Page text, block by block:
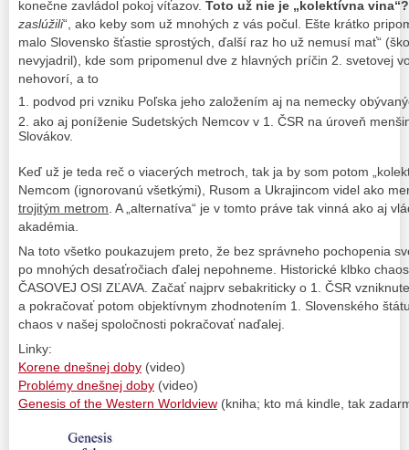
konečne zavládol pokoj víťazov. Toto už nie je „kolektívna
zaslúžili“, ako keby som už mnohých z vás počul. Ešte krátko
malo Slovensko šťastie sprostých, ďalší raz ho už nemusí mať“
nevyjadril), kde som pripomenul dve z hlavných príčin 2. svetovej
nehovorí, a to
podvod pri vzniku Poľska jeho založením aj na nemecky
ako aj poníženie Sudetských Nemcov v 1. ČSR na úroveň
Slovákov.
Keď už je teda reč o viacerých metroch, tak ja by som potom
Nemcom (ignorovanú všetkými), Rusom a Ukrajincom videl ako
trojitým metrom . A „alternatíva“ je v tomto práve tak vinná ako aj
akadémia.
Na toto všetko poukazujem preto, že bez správneho pochopenia
po mnohých desaťročiach ďalej nepohneme. Historické klbko
ČASOVEJ OSI ZĽAVA. Začať najprv sebakriticky o 1. ČSR
a pokračovať potom objektívnym zhodnotením 1. Slovenského
chaos v našej spoločnosti pokračovať naďalej.
Linky:
Korene dnešnej doby (video)
Problémy dnešnej doby (video)
Genesis of the Western Worldview (kniha; kto má kindle, tak